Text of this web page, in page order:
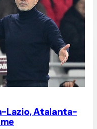
Lazio, Atalanta-